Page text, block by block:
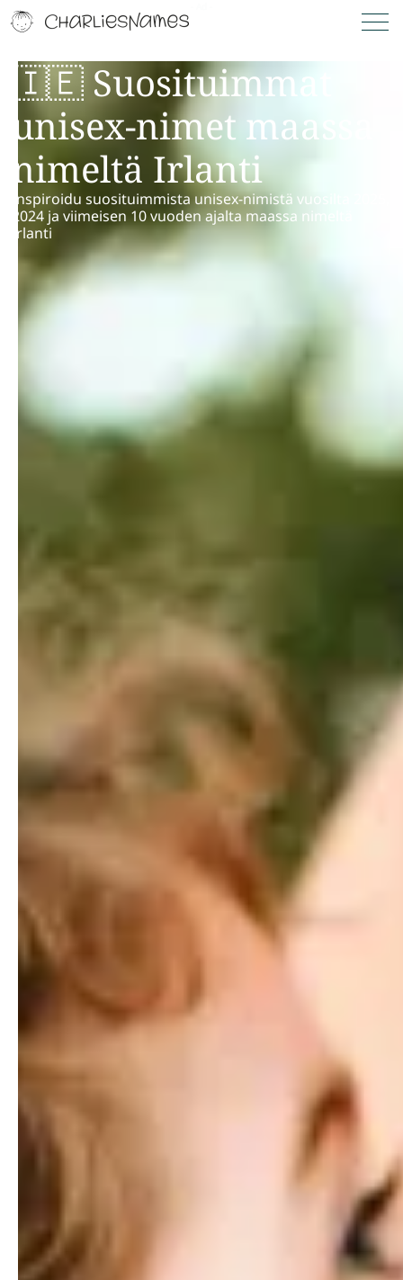
🇮🇪 Suosituimmat
unisex-nimet maassa
nimeltä Irlanti
Inspiroidu suosituimmista unisex-nimistä vuosilta 2025,
2024 ja viimeisen 10 vuoden ajalta maassa nimeltä
Irlanti